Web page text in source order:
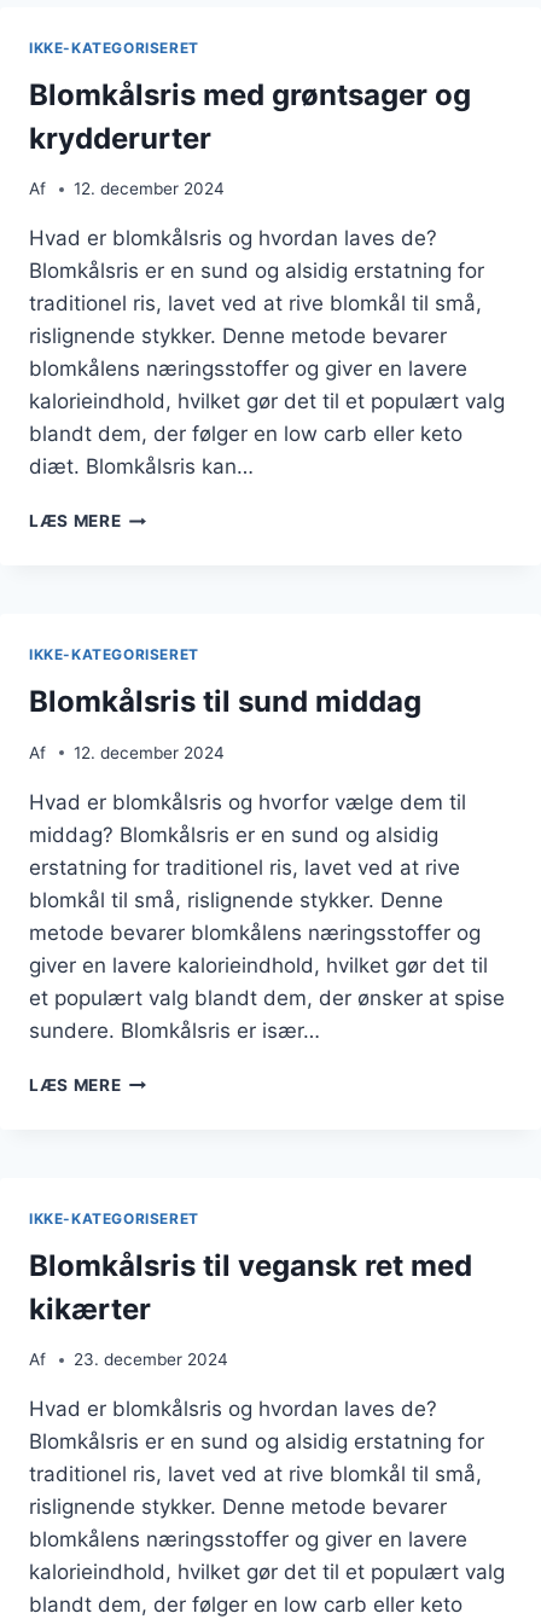
EKSPLOSION
AF
SMAG
IKKE-KATEGORISERET
Blomkålsris med grøntsager og
krydderurter
Af 12. december 2024
Hvad er blomkålsris og hvordan laves de?
Blomkålsris er en sund og alsidig erstatning for
traditionel ris, lavet ved at rive blomkål til små,
rislignende stykker. Denne metode bevarer
blomkålens næringsstoffer og giver en lavere
kalorieindhold, hvilket gør det til et populært valg
blandt dem, der følger en low carb eller keto
diæt. Blomkålsris kan…
LÆS MEREBLOMKÅLSRIS
IKKE-KATEGORISERET
Blomkålsris til sund middag
Af 12. december 2024
Hvad er blomkålsris og hvorfor vælge dem til
middag? Blomkålsris er en sund og alsidig
erstatning for traditionel ris, lavet ved at rive
blomkål til små, rislignende stykker. Denne
metode bevarer blomkålens næringsstoffer og
giver en lavere kalorieindhold, hvilket gør det til
et populært valg blandt dem, der ønsker at spise
sundere. Blomkålsris er især…
LÆS MEREBLOMKÅLSRIS
IKKE-KATEGORISERET
Blomkålsris til vegansk ret med
kikærter
Af 23. december 2024
Hvad er blomkålsris og hvordan laves de?
Blomkålsris er en sund og alsidig erstatning for
traditionel ris, lavet ved at rive blomkål til små,
rislignende stykker. Denne metode bevarer
blomkålens næringsstoffer og giver en lavere
kalorieindhold, hvilket gør det til et populært valg
blandt dem, der følger en low carb eller keto